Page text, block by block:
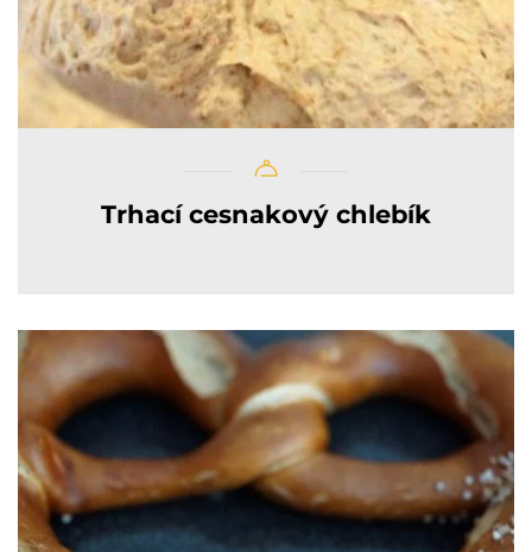
Trhací cesnakový chlebík